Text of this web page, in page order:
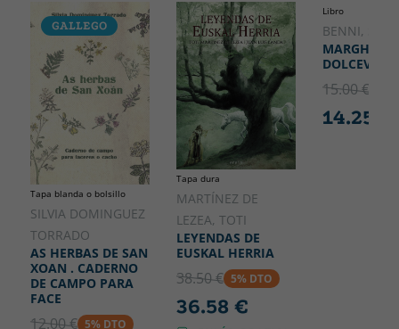
GALLEGO
Tapa blanda o bolsillo
SILVIA DOMINGUEZ
TORRADO
AS HERBAS DE SAN
XOAN . CADERNO
DE CAMPO PARA
FACE
12.00 € 5% DTO
Tapa dura
MARTÍNEZ DE
LEZEA, TOTI
LEYENDAS DE
EUSKAL HERRIA
38.50 € 5% DTO
36.58 €
CATALÁN
Libro
BENNI,
DOLCEVITA
15.00 €
14.25 €